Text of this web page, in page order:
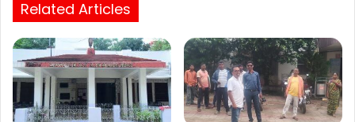
Related Articles